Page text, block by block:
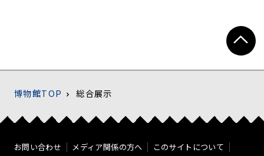
博物館TOP 総合展示
お問い合わせ メディア関係の方へ
このサイトについて